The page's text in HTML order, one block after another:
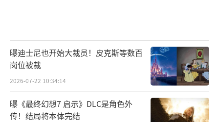
曝迪士尼也开始大裁员！皮克斯等数百
岗位被裁
2026-07-22 10:34:14
曝《最终幻想7 启示》DLC是角色外
传！结局将本体完结